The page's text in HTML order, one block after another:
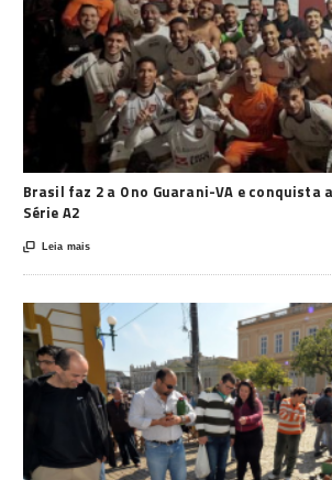
Brasil faz 2 a 0 no Guarani-VA e
Série A2
 Leia mais